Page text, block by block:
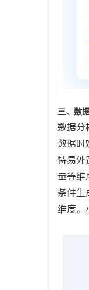
三、数
数据分
数据时
特易外
量等维
条件生
维度。